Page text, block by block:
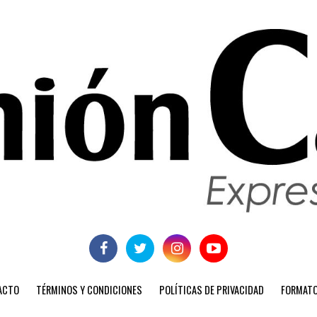
TÉRMINOS Y CONDICIONES POLÍTICAS DE PRIVACIDAD